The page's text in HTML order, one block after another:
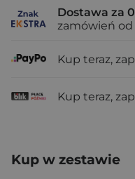
Dostawa za 0
zamówień od
Kup teraz,
Kup teraz,
Kup w zestawie